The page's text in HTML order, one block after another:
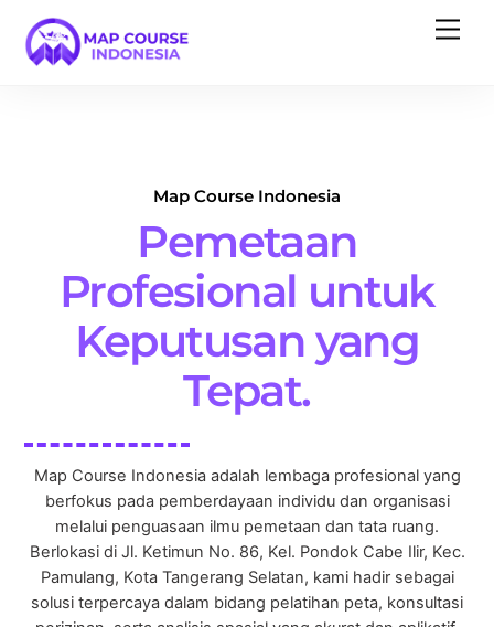
content
Map Course Indonesia
Pemetaan
Profesional untuk
Keputusan yang
Tepat.
Map Course Indonesia adalah lembaga profesional yang
berfokus pada pemberdayaan individu dan organisasi
melalui penguasaan ilmu pemetaan dan tata ruang.
Berlokasi di Jl. Ketimun No. 86, Kel. Pondok Cabe Ilir, Kec.
Pamulang, Kota Tangerang Selatan, kami hadir sebagai
solusi terpercaya dalam bidang pelatihan peta, konsultasi